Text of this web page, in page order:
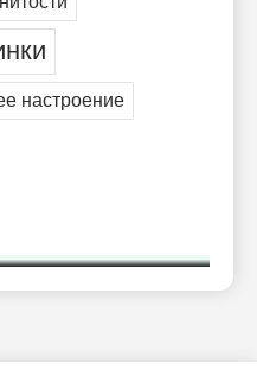
настроение